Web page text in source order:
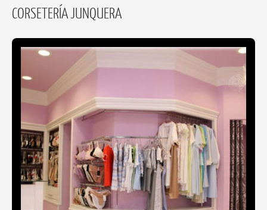
CORSETERÍA JUNQUERA